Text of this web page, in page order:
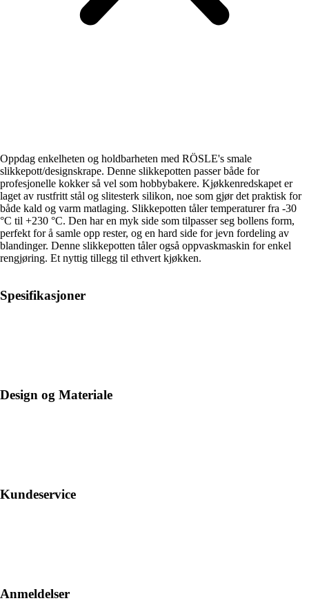
Oppdag enkelheten og holdbarheten med RÖSLE's smale
slikkepott/designskrape. Denne slikkepotten passer både for
profesjonelle kokker så vel som hobbybakere. Kjøkkenredskapet er
laget av rustfritt stål og slitesterk silikon, noe som gjør det praktisk for
både kald og varm matlaging. Slikkepotten tåler temperaturer fra -30
°C til +230 °C. Den har en myk side som tilpasser seg bollens form,
perfekt for å samle opp rester, og en hard side for jevn fordeling av
blandinger. Denne slikkepotten tåler også oppvaskmaskin for enkel
rengjøring. Et nyttig tillegg til ethvert kjøkken.
Spesifikasjoner
Design og Materiale
Kundeservice
Anmeldelser